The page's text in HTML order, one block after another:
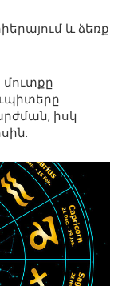
և ձեռք
մուտքը
իսկ